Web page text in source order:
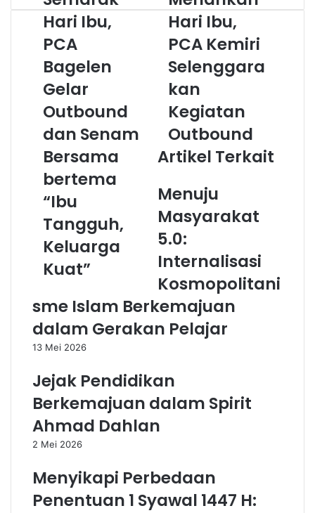
Hari
Ibu,
PCA
Bagelen
Gelar
Outbound
dan
Senam
Bersama
bertema
“Ibu
Tangguh,
Keluarga
Kuat”
Hari Ibu,
PCA
Bagelen
Gelar
Outbound
dan Senam
Bersama
bertema
“Ibu
Tangguh,
Keluarga
Kuat”
Hari
Ibu,
PCA
Kemiri
Selenggarakan
Kegiatan
Outbound
Hari Ibu,
PCA Kemiri
Selenggara
kan
Kegiatan
Outbound
Artikel Terkait
Menuju
Masyarakat
5.0:
Internalisasi
Kosmopolitani
sme Islam Berkemajuan
dalam Gerakan Pelajar
13 Mei 2026
Jejak Pendidikan
Berkemajuan dalam Spirit
Ahmad Dahlan
2 Mei 2026
Menyikapi Perbedaan
Penentuan 1 Syawal 1447 H: